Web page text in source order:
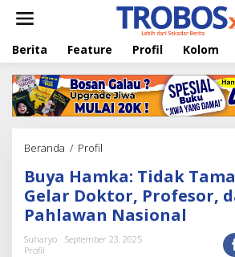
t
Berita Feature Profil Kolom
Beranda / Profil
y
a
H
a
m
Buya Hamka: Tidak
Gelar Doktor, Profesor,
Pahlawan Nasional
Suharyo
September 23, 2025
Profil